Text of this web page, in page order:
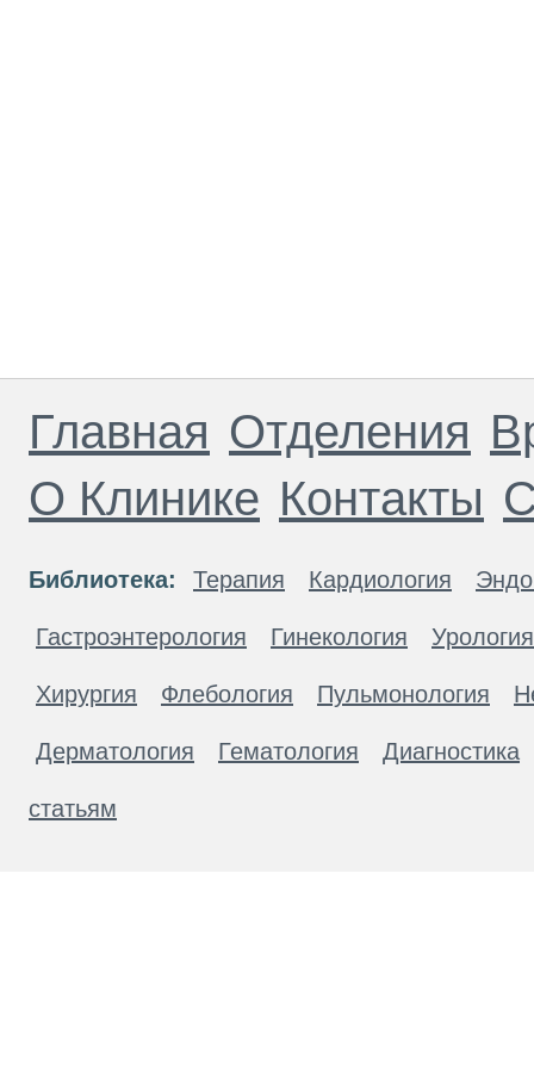
Главная Отделения
О Клинике Контакты
Библиотека: Терапия Кардиология
Гастроэнтерология Гинекология Урология
Хирургия Флебология Пульмонология
Дерматология Гематология Диагностика
статьям